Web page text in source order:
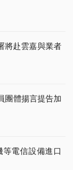
將赴雲嘉與業者
團體揚言提告加
電信設備進口